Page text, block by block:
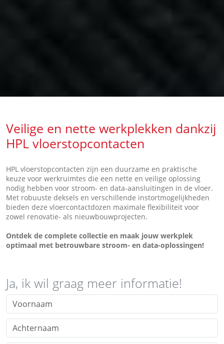
Veilige en nette werkplekken dankzij
HPL vloerstopcontacten
HPL vloerstopcontacten zijn een duurzame en praktische
keuze voor werkruimtes die een nette en veilige oplossing
nodig hebben voor stroom- en data-aansluitingen in de vloer.
Met robuuste deksels en verschillende instortmogelijkheden
bieden deze vloercontactdozen maximale flexibiliteit voor
zowel renovatie- als nieuwbouwprojecten.
Ontdek de complete collectie en maak jouw werkplek
optimaal met betrouwbare stroom- en data-oplossingen!
Ja, ik wil graag meer informatie!